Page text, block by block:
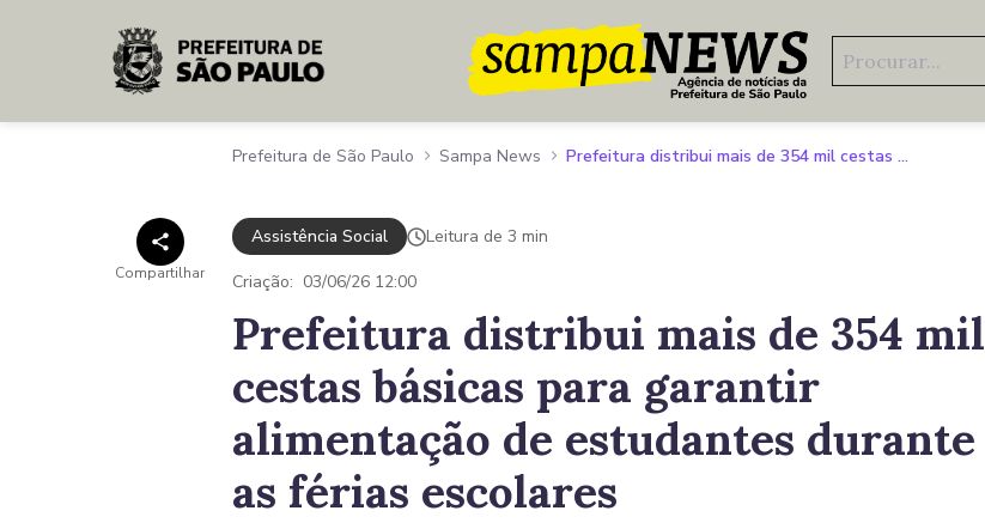
Pular para o Conteúdo principal
Prefeitura de São Paulo Sampa News Prefeitura distribui mais de 354 mil cestas básicas para garantir alimentação de estudantes durante as férias escolares
Compartilhar
Assistência Social
Leitura de 3 min
Criação: 03/06/26 12:00
Prefeitura distribui mais de 354 mil
cestas básicas para garantir
alimentação de estudantes durante
as férias escolares